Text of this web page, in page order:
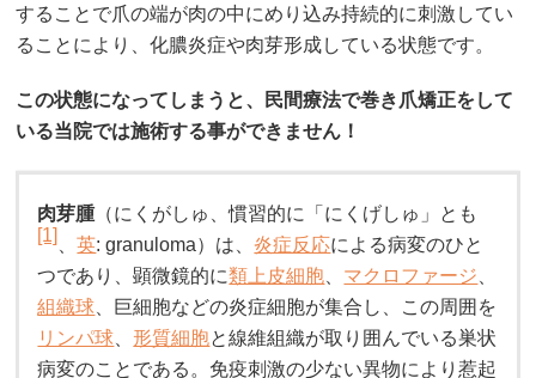
することで爪の端が肉の中にめり込み持続的に刺激してい
ることにより、化膿炎症や肉芽形成している状態です。
この状態になってしまうと、民間療法で巻き爪矯正をして
いる当院では施術する事ができません！
肉芽腫（にくがしゅ、慣習的に「にくげしゅ」とも
[1]
、英:granuloma）は、炎症反応による病変のひと
つであり、顕微鏡的に類上皮細胞 マクロファージ
組織球 、巨細胞などの炎症細胞が集合し、この周囲を
リンパ球
形質細胞と線維組織が取り囲んでいる巣状
病変のことである。免疫刺激の少ない異物により惹起